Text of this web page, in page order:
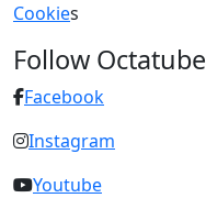
Cookies
Follow Octatube
Facebook
Instagram
Youtube